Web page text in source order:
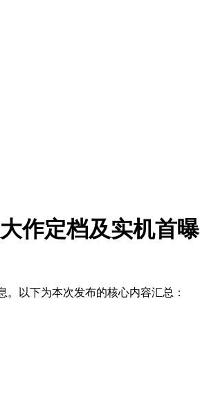
作定档及实机首曝
以下为本次发布的核心内容汇总：